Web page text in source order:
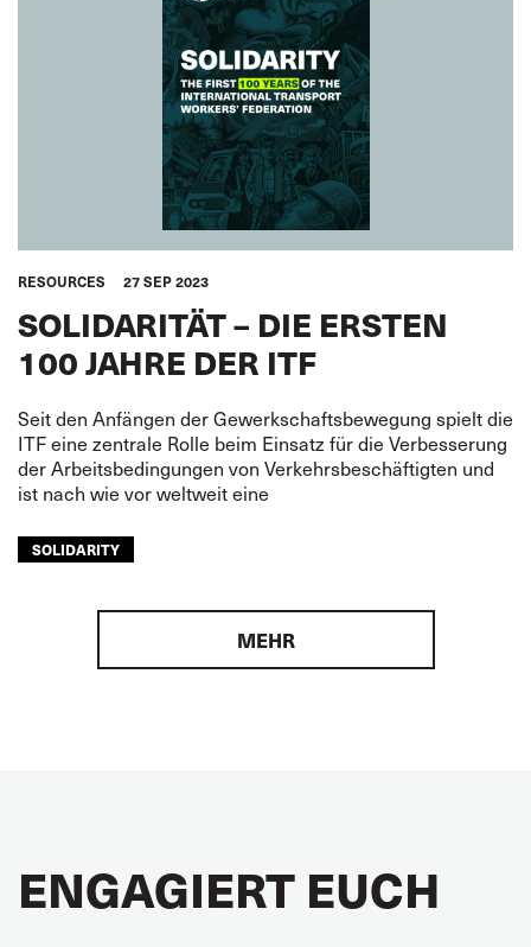
RESOURCES 27 SEP 2023
SOLIDARITÄT – DIE ERSTEN
100 JAHRE DER ITF
Seit den Anfängen der Gewerkschaftsbewegung spielt die
ITF eine zentrale Rolle beim Einsatz für die Verbesserung
der Arbeitsbedingungen von Verkehrsbeschäftigten und
ist nach wie vor weltweit eine
SOLIDARITY
MEHR
ENGAGIERT EUCH